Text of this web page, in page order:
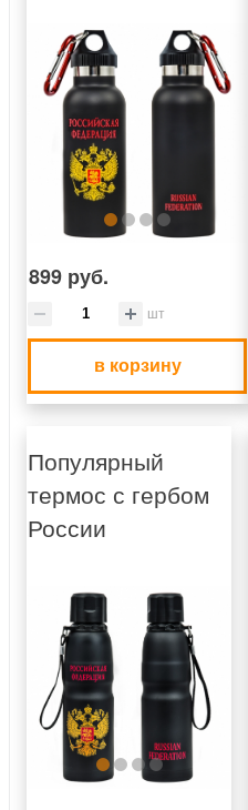
899 руб.
шт
в корзину
Популярный
термос с гербом
России